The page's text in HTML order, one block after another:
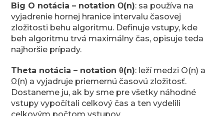
Big O notácia – notation Ο(n): sa používa na
vyjadrenie hornej hranice intervalu časovej
zložitosti behu algoritmu. Definuje vstupy, kde
beh algoritmu trvá maximálny čas, opisuje teda
najhoršie prípady.
Theta notácia – notation θ(n): leží medzi O(n) a
Ω(n) a vyjadruje priemernú časovú zložitosť.
Dostaneme ju, ak by sme pre všetky náhodné
vstupy vypočítali celkový čas a ten vydelili
celkovým počtom vstupov.